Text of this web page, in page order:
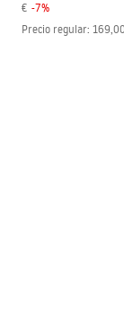
€ -7%
Precio regular: